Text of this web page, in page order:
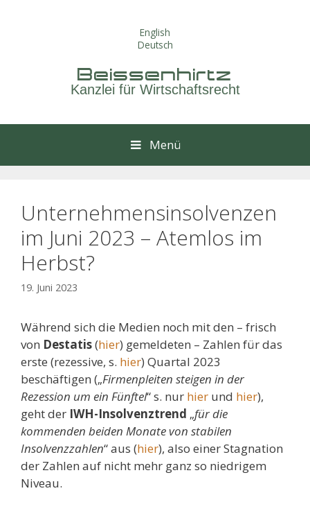
English
Deutsch
Beissenhirtz
Kanzlei für Wirtschaftsrecht
Menü
Unternehmensinsolvenzen
im Juni 2023 – Atemlos im
Herbst?
19. Juni 2023
Während sich die Medien noch mit den – frisch
von Destatis(hier) gemeldeten – Zahlen für das
erste (rezessive, s. hier) Quartal 2023
beschäftigen („Firmenpleiten steigen in der
Rezession um ein Fünftel“ s. nur hier und hier),
geht der IWH-Insolvenztrend „für die
kommenden beiden Monate von stabilen
Insolvenzzahlen“ aus (hier), also einer Stagnation
der Zahlen auf nicht mehr ganz so niedrigem
Niveau.